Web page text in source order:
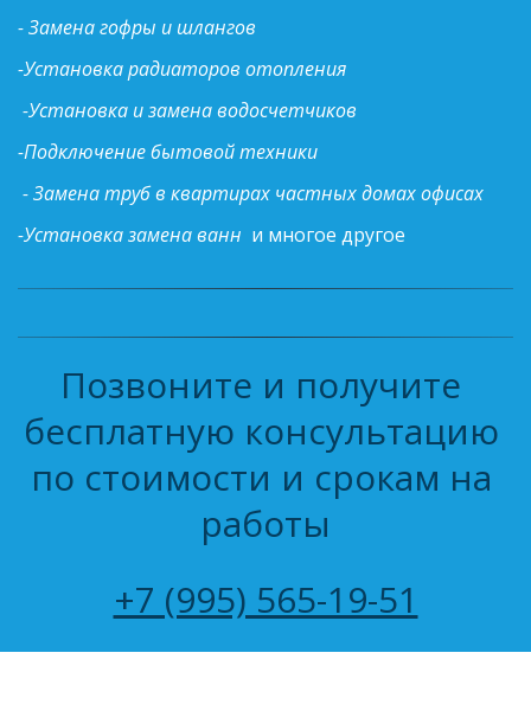
- Замена гофры и шлангов
-Установка радиаторов отопления
-Установка и замена водосчетчиков
-Подключение бытовой техники
- Замена труб в квартирах частных домах офисах
-Установка замена ванн и многое другое
Позвоните и получите
бесплатную консультацию
по стоимости и срокам на
работы
+7 (995) 565-19-51